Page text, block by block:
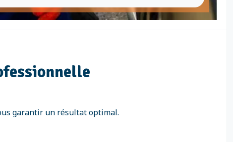
garantir un résultat optimal.